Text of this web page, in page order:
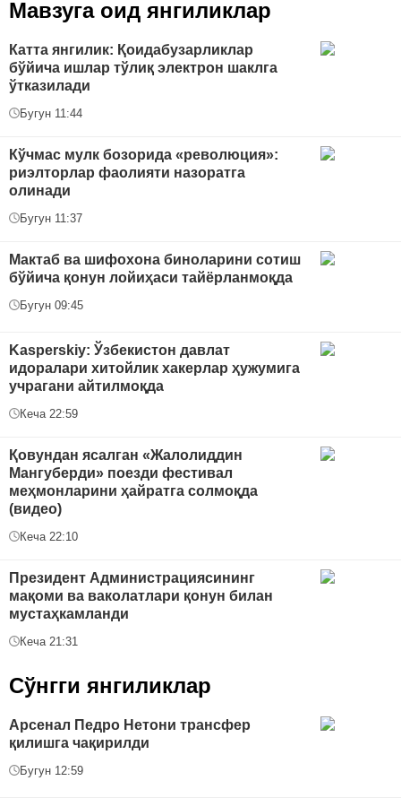
Мавзуга оид янгиликлар
Катта янгилик: Қоидабузарликлар
бўйича ишлар тўлиқ электрон шаклга
ўтказилади
Бугун 11:44
Кўчмас мулк бозорида «революция»:
риэлторлар фаолияти назоратга
олинади
Бугун 11:37
Мактаб ва шифохона биноларини сотиш
бўйича қонун лойиҳаси тайёрланмоқда
Бугун 09:45
Kasperskiy: Ўзбекистон давлат
идоралари хитойлик хакерлар ҳужумига
учрагани айтилмоқда
Кеча 22:59
Қовундан ясалган «Жалолиддин
Мангуберди» поезди фестивал
меҳмонларини ҳайратга солмоқда
(видео)
Кеча 22:10
Президент Администрациясининг
мақоми ва ваколатлари қонун билан
мустаҳкамланди
Кеча 21:31
Сўнгги янгиликлар
Арсенал Педро Нетони трансфер
қилишга чақирилди
Бугун 12:59